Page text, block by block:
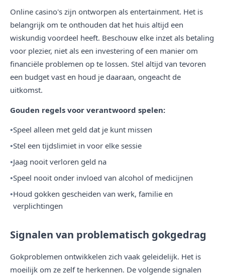
Online casino's zijn ontworpen als entertainment. Het is
belangrijk om te onthouden dat het huis altijd een
wiskundig voordeel heeft. Beschouw elke inzet als betaling
voor plezier, niet als een investering of een manier om
financiële problemen op te lossen. Stel altijd van tevoren
een budget vast en houd je daaraan, ongeacht de
uitkomst.
Gouden regels voor verantwoord spelen:
Speel alleen met geld dat je kunt missen
Stel een tijdslimiet in voor elke sessie
Jaag nooit verloren geld na
Speel nooit onder invloed van alcohol of medicijnen
Houd gokken gescheiden van werk, familie en
verplichtingen
Signalen van problematisch gokgedrag
Gokproblemen ontwikkelen zich vaak geleidelijk. Het is
moeilijk om ze zelf te herkennen. De volgende signalen